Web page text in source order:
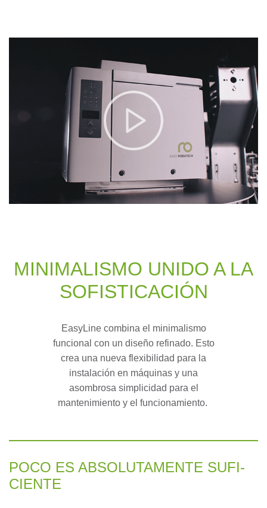
MI­NI­MA­LIS­MO UNI­DO A LA
SO­FIS­TI­CA­CIÓN
EasyLine combina el minimalismo
funcional con un diseño refinado. Esto
crea una nueva flexibilidad para la
instalación en máquinas y una
asombrosa simplicidad para el
mantenimiento y el funcionamiento.
POCO ES AB­SO­LU­T­AMEN­TE SUFI­
CI­EN­TE